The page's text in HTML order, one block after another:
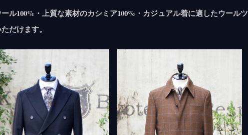
ル100%・上質な素材のカシミア100%・カジュアル着に適したウールツ
だけます。